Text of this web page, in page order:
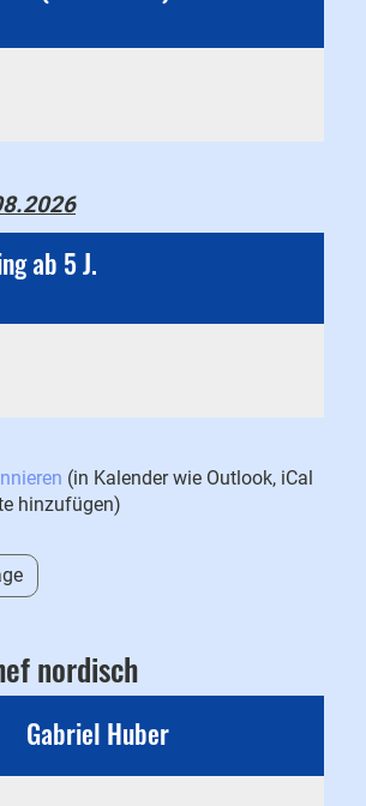
ab 5 J.
(in Kalender wie Outlook, iCal
hinzufügen)
nordisch
Gabriel Huber